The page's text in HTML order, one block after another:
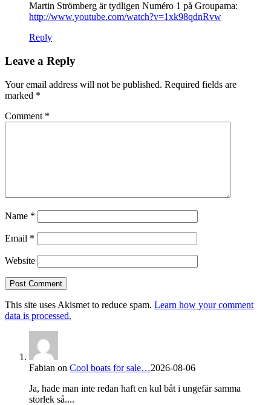
Martin Strömberg är tydligen Numéro 1 på Groupama:
http://www.youtube.com/watch?v=1xk98qdnRvw
Reply
Leave a Reply
Your email address will not be published. Required fields are
marked *
Comment *
Name *
Email *
Website
This site uses Akismet to reduce spam. Learn how your comment
data is processed.
Fabian on Cool boats for sale…2026-08-06
Ja, hade man inte redan haft en kul båt i ungefär samma
storlek så....